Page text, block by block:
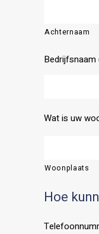
Achternaam
Bedrijfsnaam
Wat is uw
Woonplaats
Hoe